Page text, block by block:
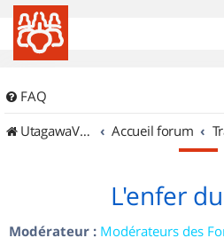
FAQ
UtagawaVTT (Randos VTT et VTTAE avec traces GPS)
Accueil forum
L'enfer
Modérateur : Modérateurs des